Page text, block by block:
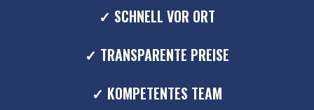
✓ SCHNELL VOR ORT
✓ TRANSPARENTE PREISE
✓ KOMPETENTES TEAM